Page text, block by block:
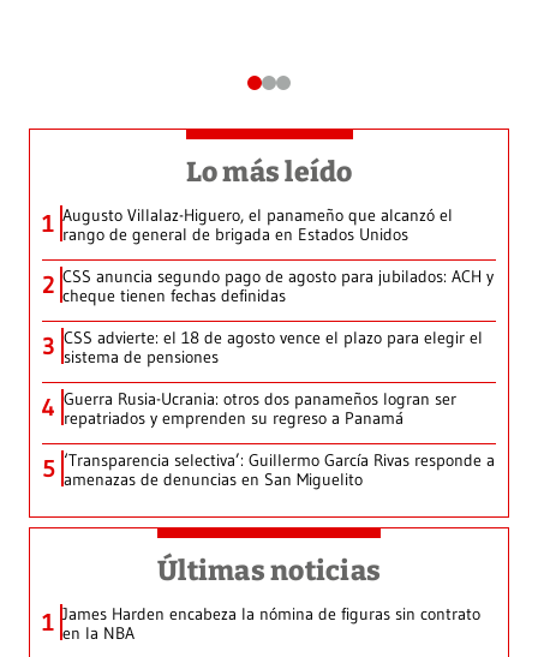
Lo más leído
1 Augusto Villalaz-Higuero, el panameño que alcanzó el
rango de general de brigada en Estados Unidos
2 CSS anuncia segundo pago de agosto para jubilados: ACH y
cheque tienen fechas definidas
3 CSS advierte: el 18 de agosto vence el plazo para elegir el
sistema de pensiones
4 Guerra Rusia-Ucrania: otros dos panameños logran ser
repatriados y emprenden su regreso a Panamá
5 ‘Transparencia selectiva’: Guillermo García Rivas responde a
amenazas de denuncias en San Miguelito
Últimas noticias
1 James Harden encabeza la nómina de figuras sin contrato
en la NBA